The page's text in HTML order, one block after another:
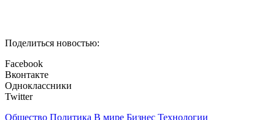
Поделиться новостью:
Facebook
Вконтакте
Одноклассники
Twitter
Общество Политика В мире Бизнес Технологии